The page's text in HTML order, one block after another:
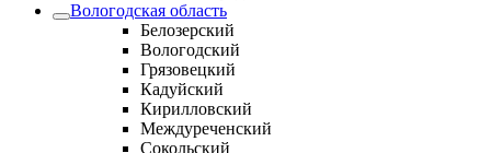
Вологодская область
Белозерский
Вологодский
Грязовецкий
Кадуйский
Кирилловский
Междуреченский
Сокольский